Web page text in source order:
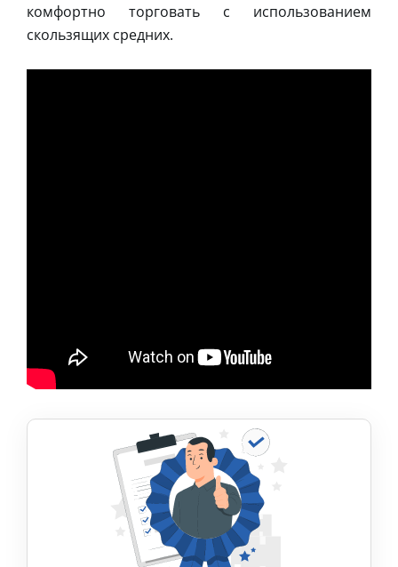
комфортно торговать с использованием
скользящих средних.